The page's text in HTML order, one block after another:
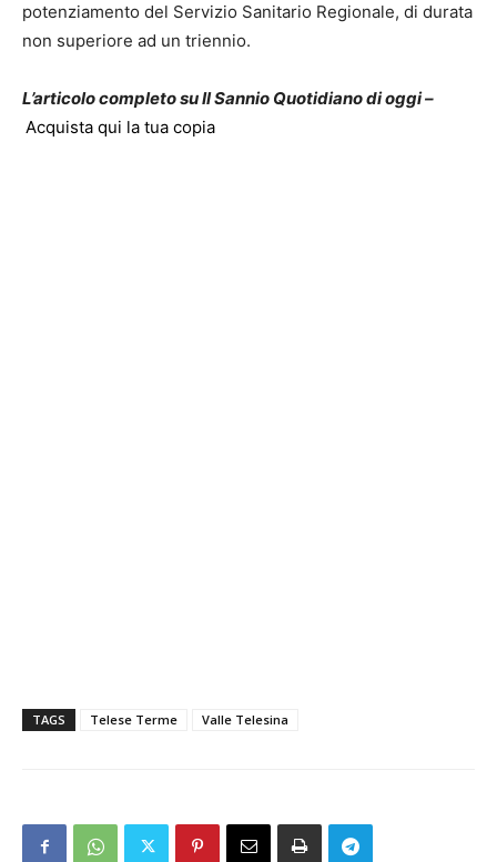
potenziamento del Servizio Sanitario Regionale, di durata
non superiore ad un triennio.
L’articolo completo su Il Sannio Quotidiano di oggi –
Acquista qui la tua copia
TAGS Telese Terme Valle Telesina